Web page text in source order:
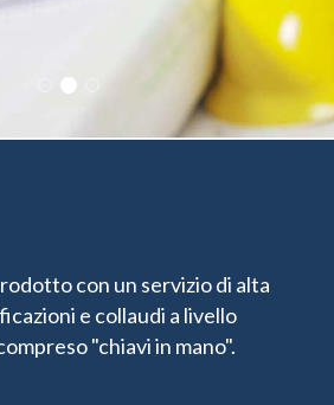
tuttoparquet©
ServiziNews
siamo fornitori e posatori di
battiscopa in legno. Siamo
GIORDANO
con un servizio di alta
e collaudi a livello
"chiavi in mano".
Room trovi tantissimi tipi
prefiniti, scale e